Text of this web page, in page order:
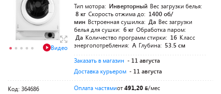
Видео
Тип мотора: Инверторный Вес загрузки белья:
8 кг Скорость отжима до: 1400 об/
мин Встроенная сушилка: Да Вес загрузки
белья для сушки: 6 кг Обработка паром:
Да Количество программ стирки: 16 Класс
энергопотребления: A Глубина: 53.5 см
Заказать в магазин - 11 августа
Доставка курьером - 11 августа
Код: 364686 Оплата частямиот491,20
/мес